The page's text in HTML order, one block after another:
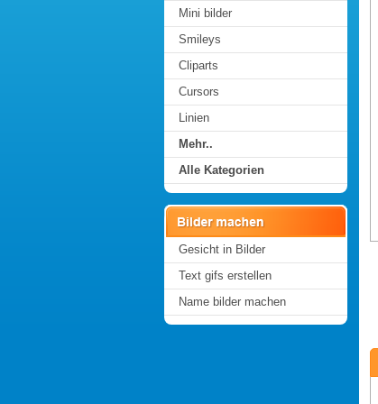
Mini bilder
Smileys
Cliparts
Cursors
Linien
Mehr..
Alle Kategorien
Gesicht in Bilder
Text gifs erstellen
Name bilder machen